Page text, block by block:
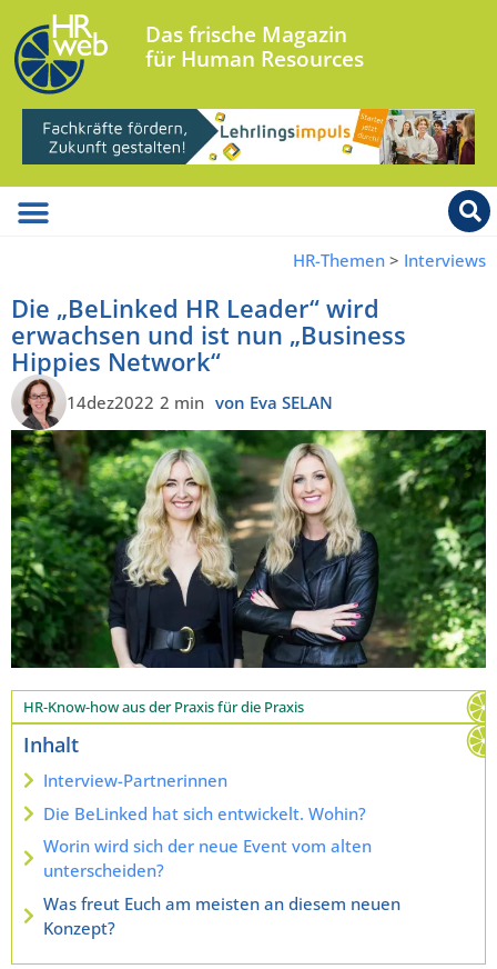
Das frische Magazin
für Human Resources
HR-Themen > Interviews
Die „BeLinked HR Leader“ wird
erwachsen und ist nun „Business
Hippies Network“
14dez2022 2 min von Eva SELAN
HR-Know-how aus der Praxis für die Praxis
Inhalt
Interview-Partnerinnen
Die BeLinked hat sich entwickelt. Wohin?
Worin wird sich der neue Event vom alten
unterscheiden?
Was freut Euch am meisten an diesem neuen
Konzept?